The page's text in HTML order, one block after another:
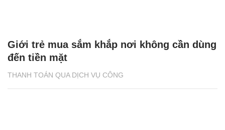
THANH TOÁN QUA DỊCH VỤ CÔNG
Giới trẻ mua sắm khắp nơi không cần dùng
đến tiền mặt